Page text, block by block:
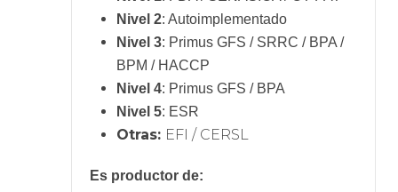
Nivel 2: Autoimplementado
Nivel 3: Primus GFS / SRRC / BPA /
BPM / HACCP
Nivel 4: Primus GFS / BPA
Nivel 5: ESR
Otras: EFI / CERSL
Es productor de: